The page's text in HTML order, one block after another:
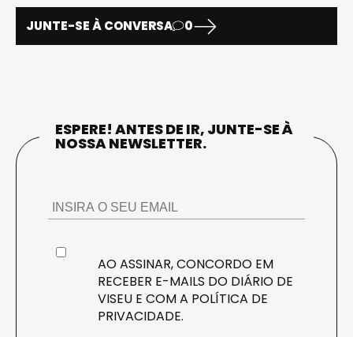
JUNTE-SE À CONVERSA 0
ESPERE! ANTES DE IR, JUNTE-SE À
NOSSA NEWSLETTER.
AO ASSINAR, CONCORDO EM
RECEBER E-MAILS DO DIÁRIO DE
VISEU E COM A POLÍTICA DE
PRIVACIDADE.